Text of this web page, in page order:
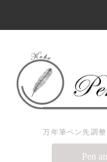
万年筆ペン先調
Pen